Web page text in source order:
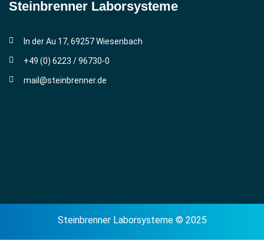
Steinbrenner ­Laborsysteme
In der Au 17, 69257 Wiesenbach
+49 (0) 6223 / 96730-0
mail@steinbrenner.de
Steinbrenner Laborsysteme © 2025